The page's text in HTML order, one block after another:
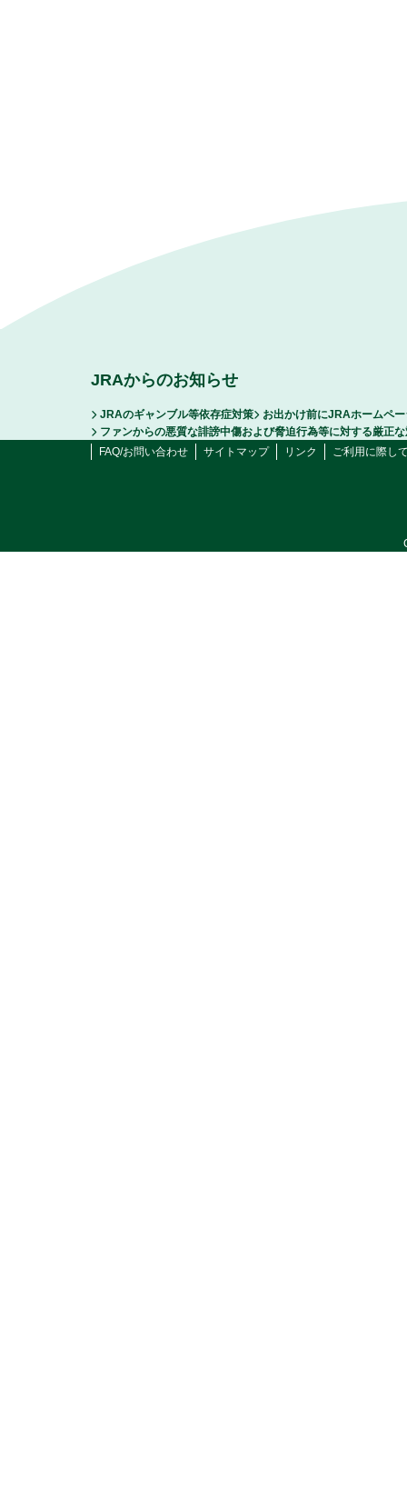
JRAからのお知らせ
JRAのギャンブル等依存症対策
お出かけ前にJRAホームペ
ファンからの悪質な誹謗中傷および脅迫行為等に対する厳正
FAQ/お問い合わせ
サイトマップ リンク ご利用に際し